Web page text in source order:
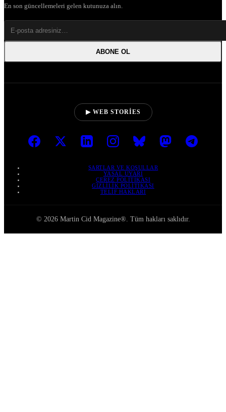
En son güncellemeleri gelen kutunuza alın.
ABONE OL
▶ WEB STORIES
ŞARTLAR VE KOŞULLAR
YASAL UYARI
ÇEREZ POLITIKASI
GIZLILIK POLITIKASI
TELIF HAKLARI
© 2026 Martin Cid Magazine®. Tüm hakları saklıdır.